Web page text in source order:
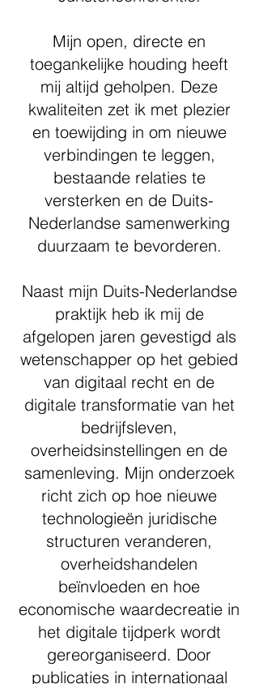
Mijn open, directe en
toegankelijke houding heeft
mij altijd geholpen. Deze
kwaliteiten zet ik met plezier
en toewijding in om nieuwe
verbindingen te leggen,
bestaande relaties te
versterken en de Duits-
Nederlandse samenwerking
duurzaam te bevorderen.
Naast mijn Duits-Nederlandse
praktijk heb ik mij de
afgelopen jaren gevestigd als
wetenschapper op het gebied
van digitaal recht en de
digitale transformatie van het
bedrijfsleven,
overheidsinstellingen en de
samenleving. Mijn onderzoek
richt zich op hoe nieuwe
technologieën juridische
structuren veranderen,
overheidshandelen
beïnvloeden en hoe
economische waardecreatie in
het digitale tijdperk wordt
gereorganiseerd. Door
publicaties in internationaal